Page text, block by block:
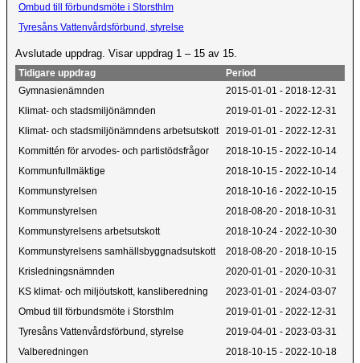
Ombud till förbundsmöte i Storsthlm
Tyresåns Vattenvårdsförbund, styrelse
Avslutade uppdrag. Visar uppdrag 1 – 15 av 15.
Tidigare uppdrag
Period
Gymnasienämnden
2015-01-01 - 2018-12-31
Klimat- och stadsmiljönämnden 2019-01-01 - 2022-12-31
Klimat- och stadsmiljönämndens arbetsutskott 2019-01-01 - 2022-12-31
Kommittén för arvodes- och partistödsfrågor 2018-10-15 - 2022-10-14
Kommunfullmäktige 2018-10-15 - 2022-10-14
Kommunstyrelsen 2018-10-16 - 2022-10-15
Kommunstyrelsen 2018-08-20 - 2018-10-31
Kommunstyrelsens arbetsutskott 2018-10-24 - 2022-10-30
Kommunstyrelsens samhällsbyggnadsutskott 2018-08-20 - 2018-10-15
Krisledningsnämnden 2020-01-01 - 2020-10-31
KS klimat- och miljöutskott, kansliberedning 2023-01-01 - 2024-03-07
Ombud till förbundsmöte i Storsthlm 2019-01-01 - 2022-12-31
Tyresåns Vattenvårdsförbund, styrelse 2019-04-01 - 2023-03-31
Valberedningen 2018-10-15 - 2022-10-18